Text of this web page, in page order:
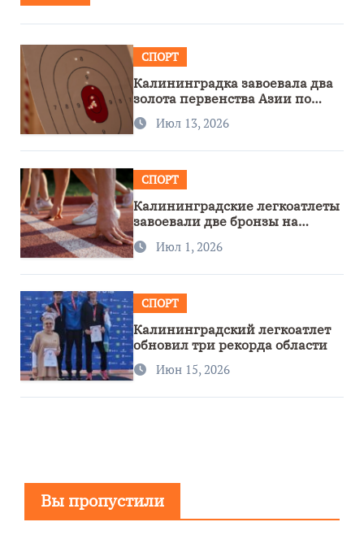
СПОРТ
Калининградка завоевала два
золота первенства Азии по
метанию ножа
Июл 13, 2026
СПОРТ
Калининградские легкоатлеты
завоевали две бронзы на
первенстве России
Июл 1, 2026
СПОРТ
Калининградский легкоатлет
обновил три рекорда области
Июн 15, 2026
Вы пропустили